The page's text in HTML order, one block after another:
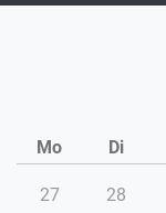
Mo Di
27 28